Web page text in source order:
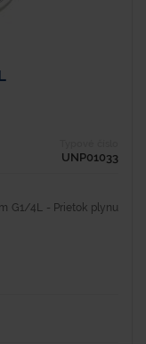
UNP01033
G1/4L - Prietok plynu